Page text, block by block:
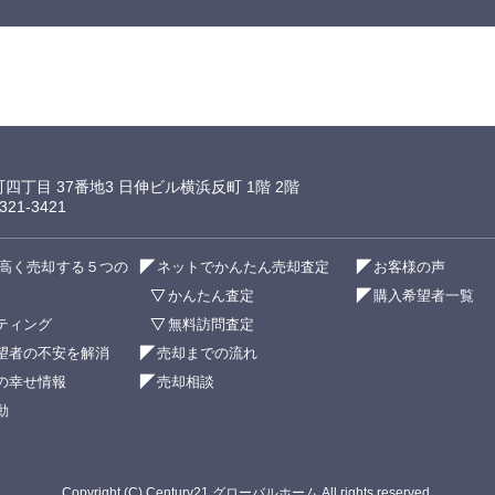
丁目 37番地3 日伸ビル横浜反町 1階 2階
3421
く売却する５つの
ィング
者の不安を解消
幸せ情報
ネットでかんたん売却査定
かんたん査定
無料訪問査定
売却までの流れ
売却相談
お客様の声
購入希望者一覧